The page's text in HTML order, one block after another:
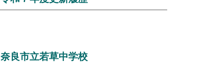
奈良市立若草中学校